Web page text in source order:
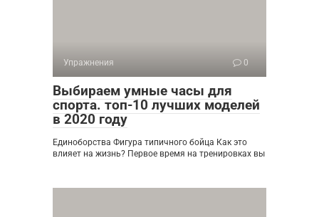
Упражнения 0
Выбираем умные часы для
спорта. топ-10 лучших моделей
в 2020 году
Единоборства Фигура типичного бойца Как это
влияет на жизнь? Первое время на тренировках вы